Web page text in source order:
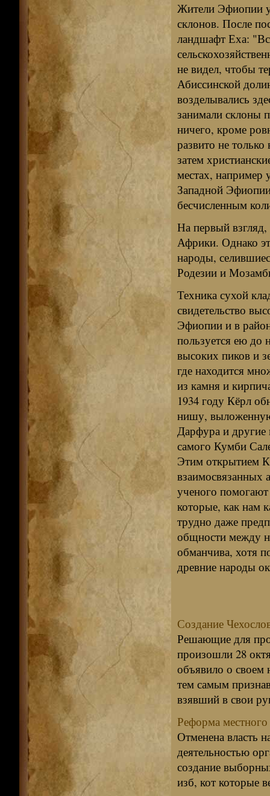
Жители Эфиопии
склонов. После
ландшафт Еха:
не видел, чтобы
Абиссинской
возделывались
занимали склоны
ничего, кроме
развито не
затем
местах, например
Западной
бесчисленным
На первый взгляд,
Африки. Однако
народы,
Родезии и
Техника сухой
свидетельство
Эфиопии и в
пользуется ею до
высоких пиков и
где находится
из камня и
1934 году Кёрл
нишу,
Дарфура и другие
самого Кумби
Этим открытием
взаимосвязанных
ученого
которые, как нам
трудно даже
общности между
обманчива, хотя
древние народы
Создание
Решающие для
произошли 28
объявило о своем
тем самым
взявший в свои
Реформа
Отменена власть
деятельностью
создание
изб, кот которые